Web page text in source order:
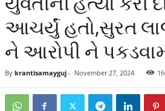
આચર્યું હતો,સુરત
ને આરોપી ને
By krantisamayguj- November 27, 2024